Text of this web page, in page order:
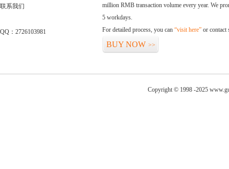
联系我们
QQ：2726103981
million RMB transaction volume every year. We
5 workdays.
For detailed process, you can “visit here” or contact
BUY NOW >>
Copyright © 1998 -2025